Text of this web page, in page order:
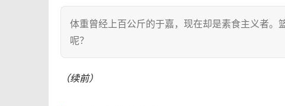
体重曾经上百公斤的于嘉，现在却是素食主义者
呢？
（续前）